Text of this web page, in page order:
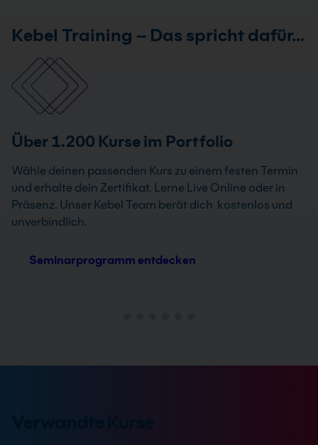
Kebel Training – Das spricht dafür…
Über 1.200 Kurse im Portfolio
Wähle deinen passenden Kurs zu einem festen Termin
und erhalte dein Zertifikat. Lerne Live Online oder in
Präsenz. Unser Kebel Team berät dich kostenlos und
unverbindlich.
Seminarprogramm entdecken